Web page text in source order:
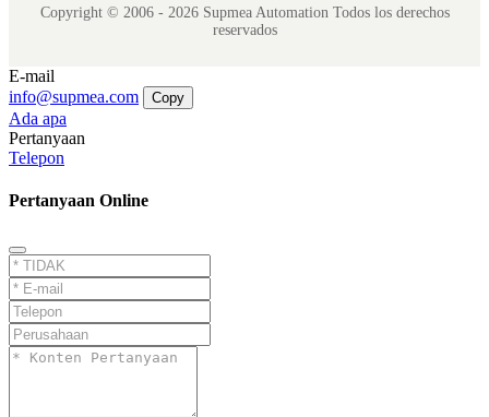
Copyright © 2006 - 2026 Supmea Automation Todos los derechos
reservados
E-mail
info@supmea.com
Copy
Ada apa
Pertanyaan
Telepon
Pertanyaan Online